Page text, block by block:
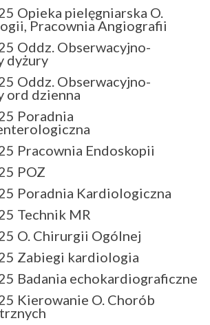
Opieka pielęgniarska O.
Pracownia Angiografii
Oddz. Obserwacyjno-
dyżury
Oddz. Obserwacyjno-
ord dzienna
Poradnia
Pracownia Endoskopii
POZ
Poradnia Kardiologiczna
Technik MR
O. Chirurgii Ogólnej
Zabiegi kardiologia
Badania echokardiograficzne
Kierowanie O. Chorób